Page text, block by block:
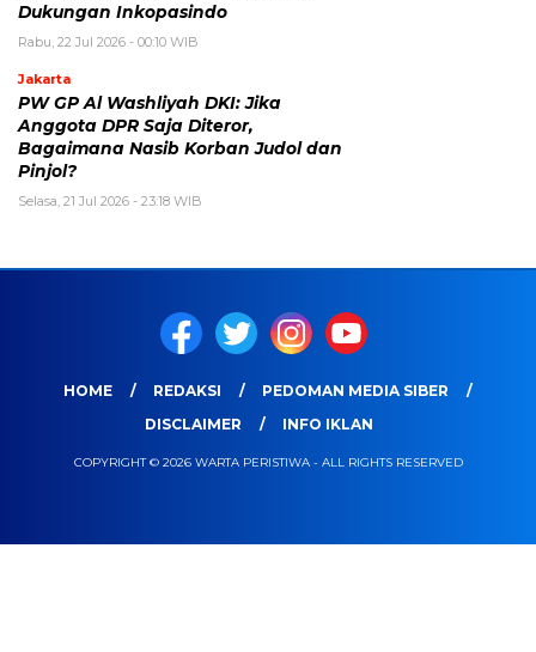
Dukungan Inkopasindo
Rabu, 22 Jul 2026 - 00:10 WIB
Jakarta
PW GP Al Washliyah DKI: Jika
Anggota DPR Saja Diteror,
Bagaimana Nasib Korban Judol dan
Pinjol?
Selasa, 21 Jul 2026 - 23:18 WIB
HOME REDAKSI
PEDOMAN MEDIA SIBER
DISCLAIMER
INFO IKLAN
COPYRIGHT © 2026 WARTA PERISTIWA - ALL RIGHTS RESERVED